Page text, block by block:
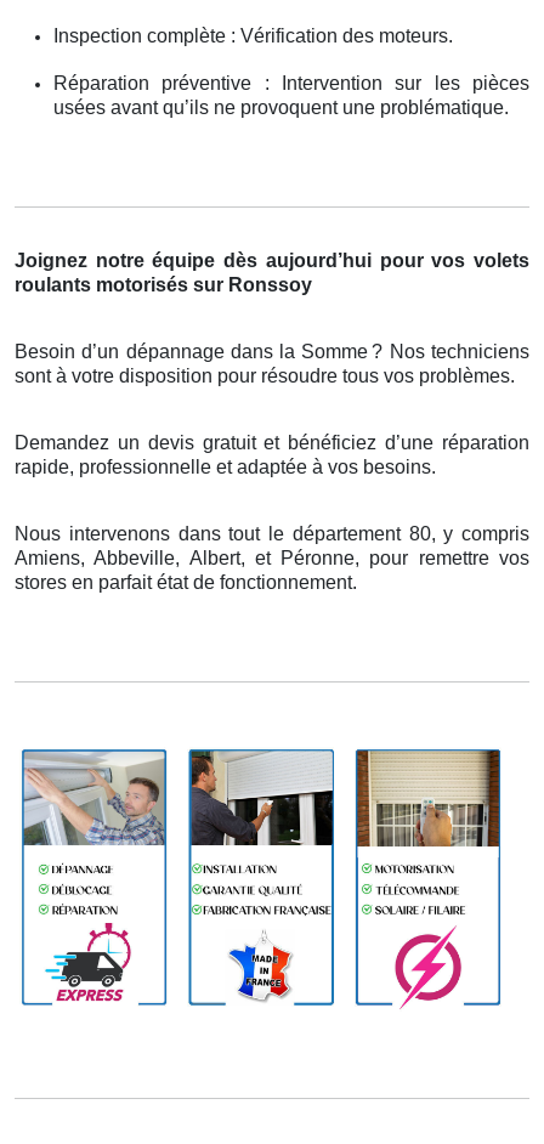
Inspection complète : Vérification des moteurs.
Réparation préventive : Intervention sur les pièces
usées avant qu’ils ne provoquent une problématique.
Joignez notre équipe dès aujourd’hui pour vos volets
roulants motorisés sur Ronssoy
Besoin d’un dépannage dans la Somme ? Nos techniciens
sontà votre disposition pour résoudre tous vos probl èmes.
Demandez un devis gratuit et bénéficiez d’une réparation
rapide, professionnelle et adaptée à vos besoins.
Nous intervenons dans tout le département 80, y compris
Amiens, Abbeville, Albert, et Péronne, pour remettre vos
stores en parfait état de fonctionnement.